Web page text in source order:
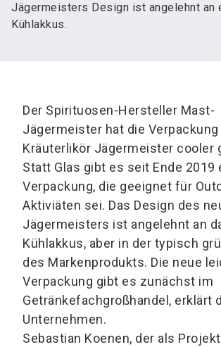
Jägermeisters Design ist angelehnt an
Kühlakkus.
Der Spirituosen-Hersteller Mast-
Jägermeister hat die
Kräuterlikör Jägermeister cooler
Statt Glas gibt es seit Ende 2019
Verpackung, die geeignet für
Aktiviäten sei. Das Design des
Jägermeisters ist angelehnt an
Kühlakkus, aber in der typisch
des Markenprodukts. Die neue
Verpackung gibt es zunächst im
Getränkefachgroßhandel, erklärt
Unternehmen.
Sebastian Koenen, der als